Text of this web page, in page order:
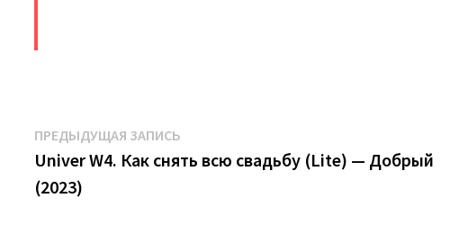
Навигация
по
записям
ПРЕДЫДУЩАЯ ЗАПИСЬ
запись:
Univer W4. Как снять всю свадьбу (Lite) — Добрый
(2023)